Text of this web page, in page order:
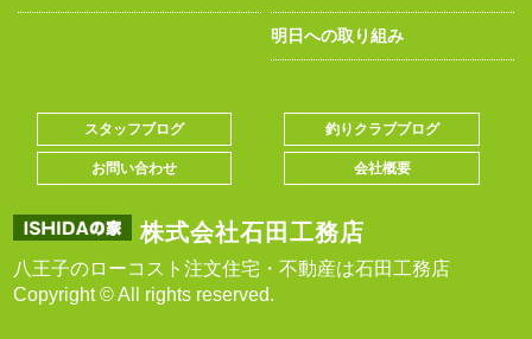
明日への取り組み
株式会社石田工務店
八王子のローコスト注文住宅・不動産は石田工務店
Copyright © All rights reserved.
スタッフブログ 釣りクラブブログ
お問い合わせ 会社概要